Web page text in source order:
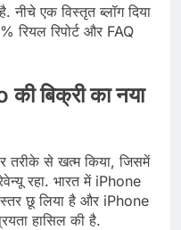
नीचे एक विस्तृत ब्लॉग दिया
रियल रिपोर्ट और FAQ
बिक्री का नया
तरीके से खत्म किया, जिसमें
रहा. भारत में iPhone
छू लिया है और iPhone
हासिल की है.